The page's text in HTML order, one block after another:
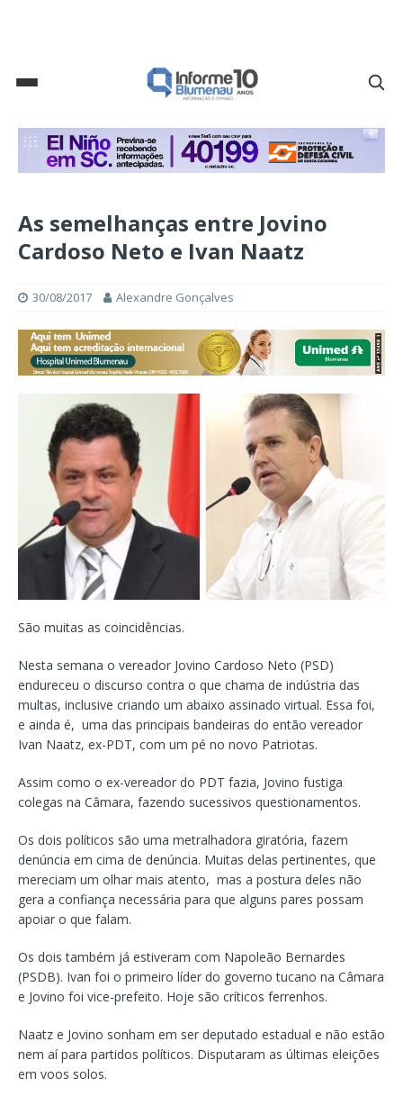
As semelhanças entre Jovino
Cardoso Neto e Ivan Naatz
30/08/2017 Alexandre Gonçalves
São muitas as coincidências.
Nesta semana o vereador Jovino Cardoso Neto (PSD)
endureceu o discurso contra o que chama de indústria das
multas, inclusive criando um abaixo assinado virtual. Essa foi,
e ainda é, uma das principais bandeiras do então vereador
Ivan Naatz, ex-PDT, com um pé no novo Patriotas.
Assim como o ex-vereador do PDT fazia, Jovino fustiga
colegas na Câmara, fazendo sucessivos questionamentos.
Os dois políticos são uma metralhadora giratória, fazem
denúncia em cima de denúncia. Muitas delas pertinentes, que
mereciam um olhar mais atento, mas a postura deles não
gera a confiança necessária para que alguns pares possam
apoiar o que falam.
Os dois também já estiveram com Napoleão Bernardes
(PSDB). Ivan foi o primeiro líder do governo tucano na Câmara
e Jovino foi vice-prefeito. Hoje são críticos ferrenhos.
Naatz e Jovino sonham em ser deputado estadual e não estão
nem aí para partidos políticos. Disputaram as últimas eleições
em voos solos.